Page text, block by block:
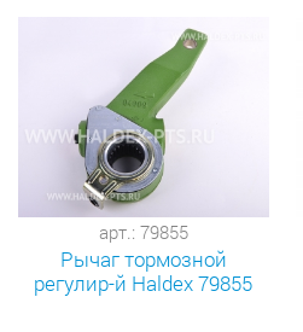
арт.: 79855
Рычаг тормозной
регулир-й Haldex 79855